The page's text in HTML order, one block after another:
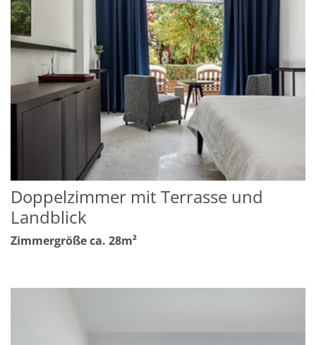
Doppelzimmer mit Terrasse und
Landblick
Zimmergröße ca. 28m²